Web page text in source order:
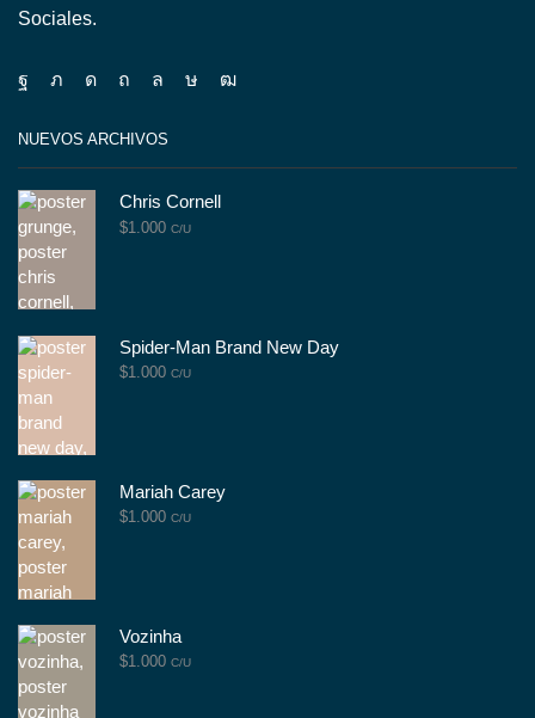
Sociales.
Facebook
NUEVOS ARCHIVOS
Chris Cornell
$1.000 C/U
Spider-Man Brand New Day
$1.000 C/U
Mariah Carey
$1.000 C/U
Vozinha
$1.000 C/U